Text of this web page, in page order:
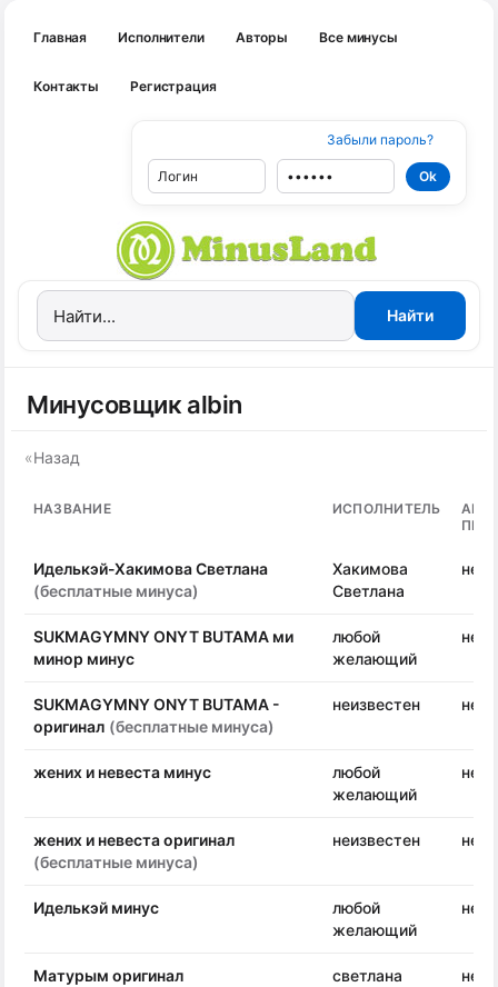
Главная Исполнители Авторы Все минусы
Контакты Регистрация
Забыли пароль?
Минусовщик albin
«Назад
НАЗВАНИЕ ИСПОЛНИТЕЛЬ
Иделькэй-Хакимова Светлана
(бесплатные минуса)
Хакимова
Светлана
SUKMAGYMNY ONYT BUTAMA ми
минор минус
любой
желающий
SUKMAGYMNY ONYT BUTAMA -
оригинал (бесплатные минуса)
неизвестен
жених и невеста минус
любой
желающий
жених и невеста оригинал
(бесплатные минуса)
неизвестен
Иделькэй минус
любой
желающий
Матурым оригинал
светлана